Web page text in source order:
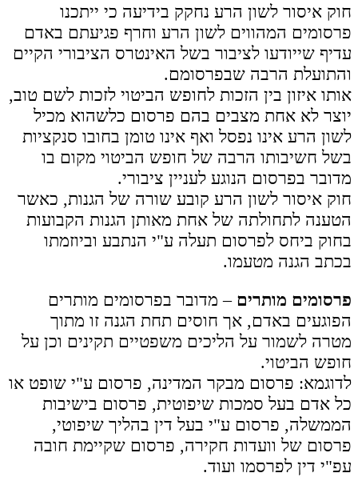
חוק איסור לשון הרע נחקק בידיעה כי ייתכנו
פרסומים המהווים לשון הרע וחרף פגיעתם באדם
עדיף שייודעו לציבור בשל האינטרס הציבורי הקיים
והתועלת הרבה שבפרסומם.
אותו איזון בין הזכות לחופש הביטוי לזכות לשם טוב,
יוצר לא אחת מצבים בהם פרסום כלשהוא מכיל
לשון הרע אינו נפסל ואף אינו טומן בחובו סנקציות
בשל חשיבותו הרבה של חופש הביטוי מקום בו
מדובר בפרסום הנוגע לעניין ציבורי.
חוק איסור לשון הרע קובע שורה של הגנות, כאשר
הטענה לתחולתה של אחת מאותן הגנות הקבועות
בחוק ביחס לפרסום תעלה ע"י הנתבע וביוזמתו
בכתב הגנה מטעמו.
פרסומים מותרים – מדובר בפרסומים מותרים
הפוגעים באדם, אך חוסים תחת הגנה זו מתוך
מטרה לשמור על הליכים משפטיים תקינים וכן על
חופש הביטוי.
לדוגמא: פרסום מבקר המדינה, פרסום ע"י שופט או
כל אדם בעל סמכות שיפוטית, פרסום בישיבות
הממשלה, פרסום ע"י בעל דין בהליך שיפוטי,
פרסום של וועדות חקירה, פרסום שקיימת חובה
עפ"י דין לפרסמו ועוד.